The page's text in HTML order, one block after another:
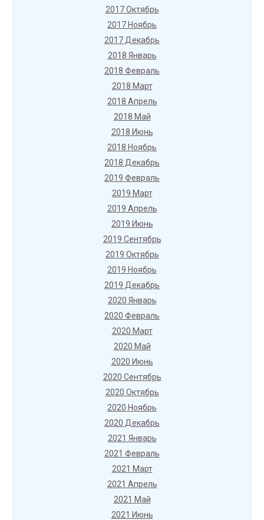
2017 Октябрь
2017 Ноябрь
2017 Декабрь
2018 Январь
2018 Февраль
2018 Март
2018 Апрель
2018 Май
2018 Июнь
2018 Ноябрь
2018 Декабрь
2019 Февраль
2019 Март
2019 Апрель
2019 Июнь
2019 Сентябрь
2019 Октябрь
2019 Ноябрь
2019 Декабрь
2020 Январь
2020 Февраль
2020 Март
2020 Май
2020 Июнь
2020 Сентябрь
2020 Октябрь
2020 Ноябрь
2020 Декабрь
2021 Январь
2021 Февраль
2021 Март
2021 Апрель
2021 Май
2021 Июнь